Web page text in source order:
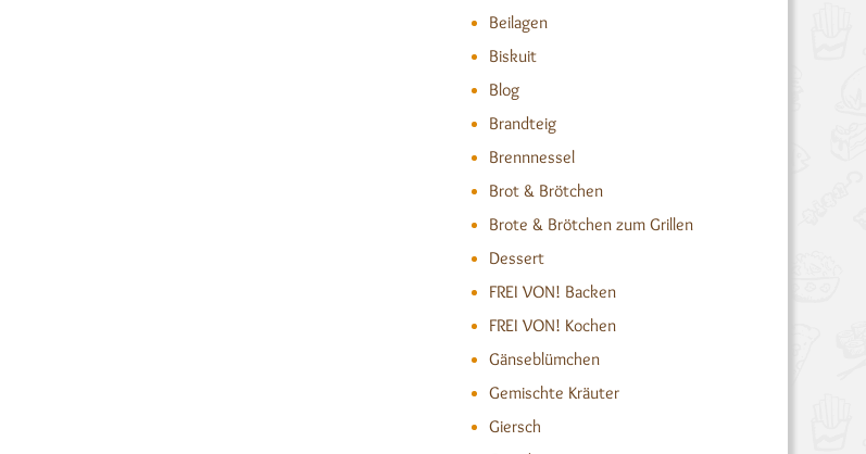
Beilagen
Biskuit
Blog
Brandteig
Brennnessel
Brot & Brötchen
Brote & Brötchen zum Grillen
Dessert
FREI VON! Backen
FREI VON! Kochen
Gänseblümchen
Gemischte Kräuter
Giersch